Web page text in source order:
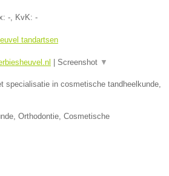
- , KvK: -
tandartsen
| Screenshot ▼
specialisatie in cosmetische tandheelkunde,
Orthodontie, Cosmetische